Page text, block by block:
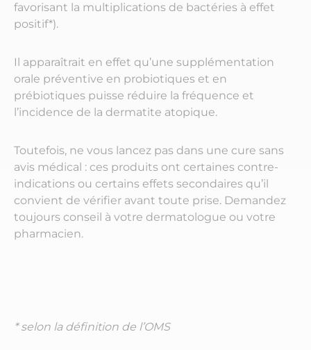
favorisant la multiplications de bactéries à effet
positif*).
Il apparaîtrait en effet qu’une supplémentation
orale préventive en probiotiques et en
prébiotiques puisse réduire la fréquence et
l’incidence de la dermatite atopique.
Toutefois, ne vous lancez pas dans une cure sans
avis médical : ces produits ont certaines contre-
indications ou certains effets secondaires qu’il
convient de vérifier avant toute prise. Demandez
toujours conseil à votre dermatologue ou votre
pharmacien.
* selon la définition de l’OMS